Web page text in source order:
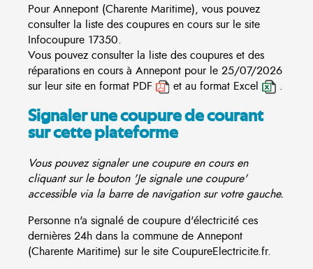
Pour Annepont (Charente Maritime), vous pouvez
consulter la liste des coupures en cours sur le site
Infocoupure 17350.
Vous pouvez consulter la liste des coupures et des
réparations en cours à Annepont pour le 25/07/2026
sur leur site en format PDF
et au format Excel .
Signaler une coupure de courant
sur cette plateforme
Vous pouvez signaler une coupure en cours en
cliquant sur le bouton 'Je signale une coupure'
accessible via la barre de navigation sur votre gauche.
Personne n'a signalé de coupure d'électricité ces
dernières 24h dans la commune de Annepont
(Charente Maritime) sur le site CoupureElectricite.fr.